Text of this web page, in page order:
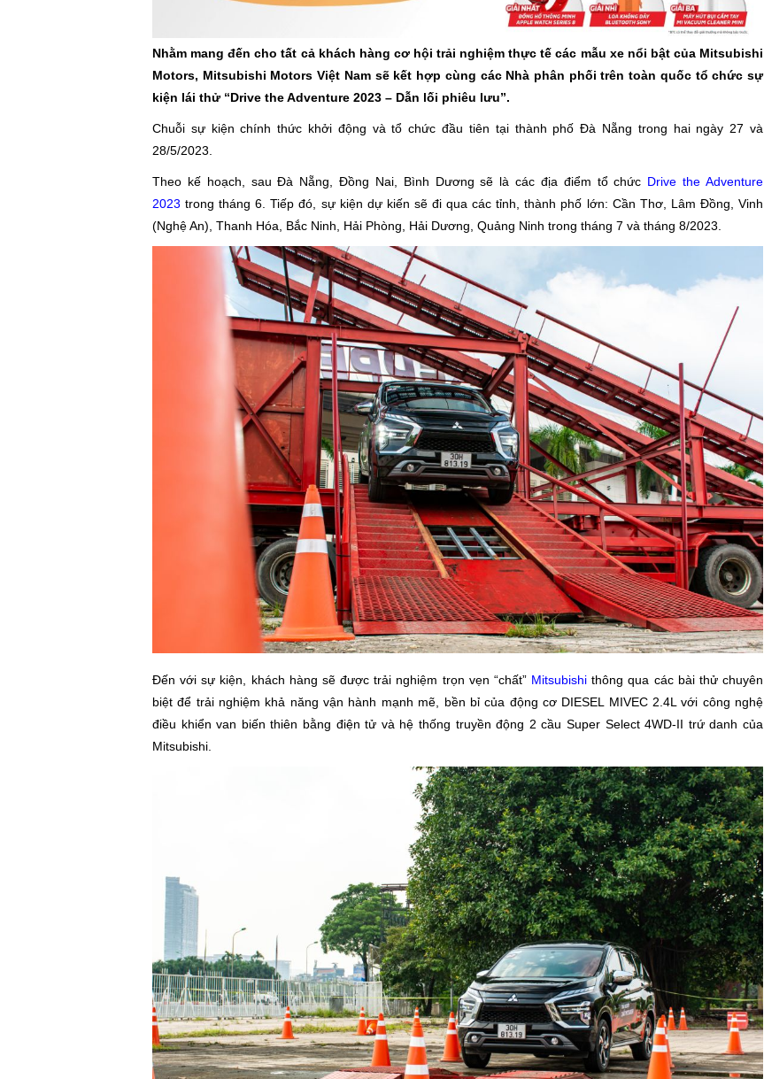
Nhằm mang đến cho tất cả khách hàng cơ hội trải nghiệm thực tế các mẫu xe nổi bật của Mitsubishi
Motors, Mitsubishi Motors Việt Nam sẽ kết hợp cùng các Nhà phân phối trên toàn quốc tổ chức sự
kiện lái thử “Drive the Adventure 2023 – Dẫn lối phiêu lưu”.
Chuỗi sự kiện chính thức khởi động và tổ chức đầu tiên tại thành phố Đà Nẵng trong hai ngày 27 và
28/5/2023.
Theo kế hoạch, sau Đà Nẵng, Đồng Nai, Bình Dương sẽ là các địa điểm tổ chức Drive the Adventure
2023trong tháng 6. Tiếp đó, sự kiện dự kiến sẽ đi qua các tỉnh, thành phố lớn: Cần Thơ, Lâm Đồng, Vinh
(Nghệ An), Thanh Hóa, Bắc Ninh, Hải Phòng, Hải Dương, Quảng Ninh trong tháng 7 và tháng 8/2023.
Đến với sự kiện, khách hàng sẽ được trải nghiệm trọn vẹn “chất” Mitsubishi thông qua các bài thử chuyên
biệt để trải nghiệm khả năng vận hành mạnh mẽ, bền bỉ của động cơ DIESEL MIVEC 2.4L với công nghệ
điều khiển van biến thiên bằng điện tử và hệ thống truyền động 2 cầu Super Select 4WD-II trứ danh của
Mitsubishi.